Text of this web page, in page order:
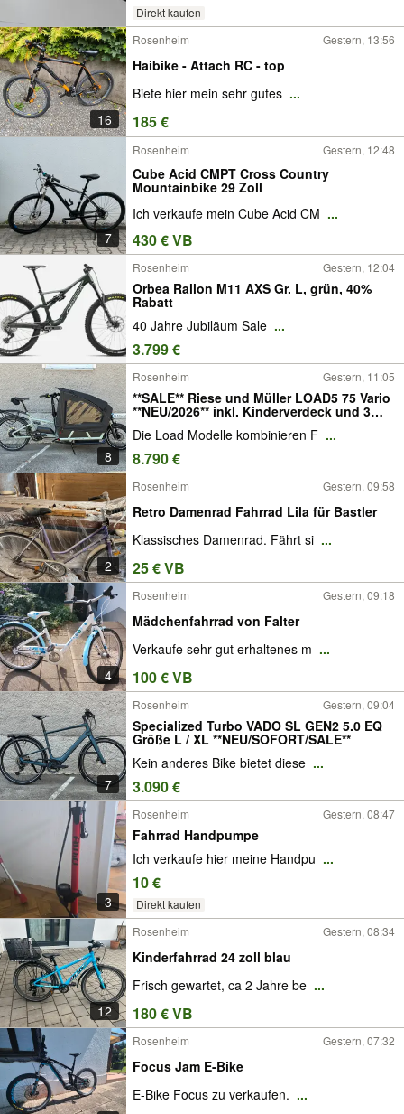
Direkt kaufen
16
Rosenheim Gestern, 13:56
Haibike - Attach RC - top
Biete hier mein sehr gutes ...
185 €
7
Rosenheim Gestern, 12:48
Cube Acid CMPT Cross Country
Mountainbike 29 Zoll
Ich verkaufe mein Cube Acid CM ...
430 € VB
Rosenheim Gestern, 12:04
Orbea Rallon M11 AXS Gr. L, grün, 40%
Rabatt
40 Jahre Jubiläum Sale ...
3.799 €
8
Rosenheim Gestern, 11:05
**SALE** Riese und Müller LOAD5 75 Vario
**NEU/2026** inkl. Kinderverdeck und 3
Die Load Modelle kombinieren F ...
8.790 €
2
Rosenheim Gestern, 09:58
Retro Damenrad Fahrrad Lila für Bastler
Klassisches Damenrad. Fährt si ...
25 € VB
4
Rosenheim Gestern, 09:18
Mädchenfahrrad von Falter
Verkaufe sehr gut erhaltenes m ...
100 € VB
7
Rosenheim Gestern, 09:04
Specialized Turbo VADO SL GEN2 5.0 EQ
Größe L / XL **NEU/SOFORT/SALE**
Kein anderes Bike bietet diese ...
3.090 €
3
Rosenheim Gestern, 08:47
Fahrrad Handpumpe
Ich verkaufe hier meine Handpu ...
10 €
Direkt kaufen
12
Rosenheim Gestern, 08:34
Kinderfahrrad 24 zoll blau
Frisch gewartet, ca 2 Jahre be ...
180 € VB
Rosenheim Gestern, 07:32
Focus Jam E-Bike
E-Bike Focus zu verkaufen. ...